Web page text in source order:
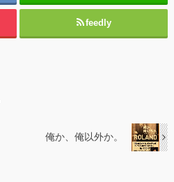
feedly
俺か、俺以外か。